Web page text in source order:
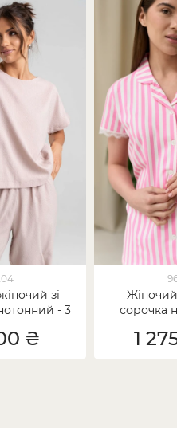
зі
- 3
₴
сорочка
1